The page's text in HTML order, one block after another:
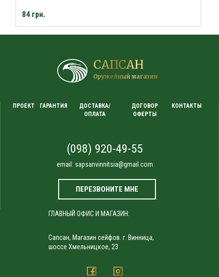
84 грн.
САПСАН
Оружейный магазин
ПРОЕКТ ГАРАНТИЯ
ДОСТАВКА/
ОПЛАТА
ДОГОВОР
ОФЕРТЫ
КОНТАКТЫ
(098) 920-49-55
email: sapsanvinnitsia@gmail.com
ПЕРЕЗВОНИТЕ МНЕ
ГЛАВНЫЙ ОФИС И МАГАЗИН:
Сапсан, Магазин сейфов. г. Винница,
шоссе Хмельницкое, 23